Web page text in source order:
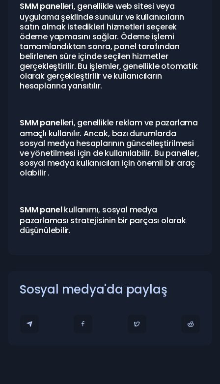
SMM panelleri, genellikle web sitesi veya
uygulama şeklinde sunulur ve kullanıcıların
satın almak istedikleri hizmetleri seçerek
ödeme yapmasını sağlar. Ödeme işlemi
tamamlandıktan sonra, panel tarafından
belirlenen süre içinde seçilen hizmetler
gerçekleştirilir. Bu işlemler, genellikle otomatik
olarak gerçekleştirilir ve kullanıcıların
hesaplarına yansıtılır.
SMM panelleri, genellikle reklam ve pazarlama
amaçlı kullanılır. Ancak, bazı durumlarda
sosyal medya hesaplarının güncelleştirilmesi
ve yönetilmesi için de kullanılabilir. Bu paneller,
sosyal medya kullanıcıları için önemli bir araç
olabilir .
SMM panelkullanımı, sosyal medya
pazarlaması stratejisinin bir parçası olarak
düşünülebilir.
Sosyal medya'da paylaş